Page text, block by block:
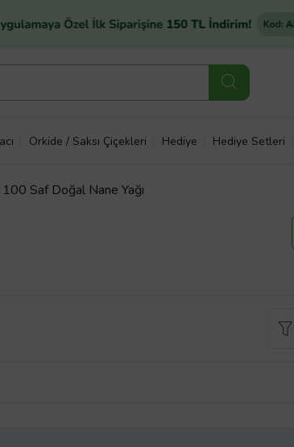
Orkide / Saksı Çiçekleri Hediye Hediye Setleri
Saf Doğal Nane Yağı